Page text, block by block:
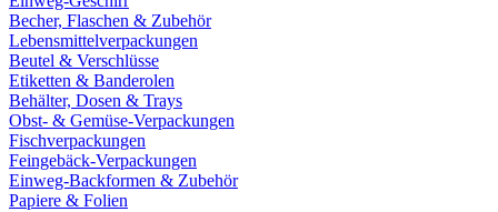
Becher, Flaschen & Zubehör
Lebensmittelverpackungen
Beutel & Verschlüsse
Etiketten & Banderolen
Behälter, Dosen & Trays
Obst- & Gemüse-Verpackungen
Fischverpackungen
Feingebäck-Verpackungen
Einweg-Backformen & Zubehör
Papiere & Folien